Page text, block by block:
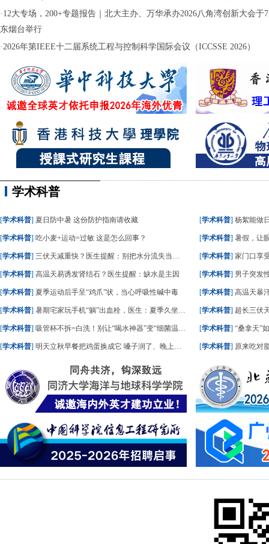
· 12大专场，200+专题报告｜北大主办、万华承办2026八角湾创新大会于
东烟台举行
·2026年第IEEE十二届系统工程与控制科学国际会议（ICCSSE 2026）
学术科普
[学术科普] 夏日防中暑 这份防护指南请收藏
[学术科普] 吃小麦+运动=过敏 这是怎么回事？
[学术科普] 三伏天减重快？医生提醒：别把水分流失当成减脂
[学术科普] 高温天易诱发肾结石？医生提醒：缺水是主因
[学术科普] 夏季运动后手呈“鸡爪”状，当心呼吸性碱中毒
[学术科普] 暑期宅家玩手机“躺”出血栓，医生：夏季久坐风险高
[学术科普] 吸管杯不拆=白洗！别让“喝水神器”变“细菌温床”
[学术科普] 明天立秋早餐把鸡蛋换成它 嗓子润了、晚上睡踏实了
[学术科普] 杨絮能做
[学术科普] 暑假，让
[学术科普] 家门口享受
[学术科普] 男子突发
[学术科普] 高温天暴
[学术科普] 超长三伏天
[学术科普] “桑拿天”
[学术科普] 原来吃对脂肪，